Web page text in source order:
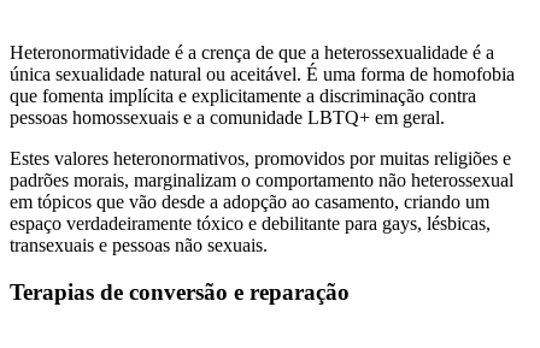
Heteronormatividade é a crença de que a heterossexualidade é a
única sexualidade natural ou aceitável. É uma forma de homofobia
que fomenta implícita e explicitamente a discriminação contra
pessoas homossexuais e a comunidade LBTQ+ em geral.
Estes valores heteronormativos, promovidos por muitas religiões e
padrões morais, marginalizam o comportamento não heterossexual
em tópicos que vão desde a adopção ao casamento, criando um
espaço verdadeiramente tóxico e debilitante para gays, lésbicas,
transexuais e pessoas não sexuais.
Terapias de conversão e reparação